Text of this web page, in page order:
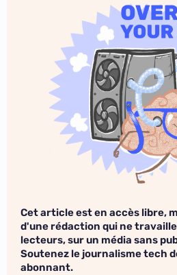
Cet article est en accès libre,
d'une rédaction qui ne travaille
lecteurs, sur un média sans
Soutenez le journalisme tech
abonnant.